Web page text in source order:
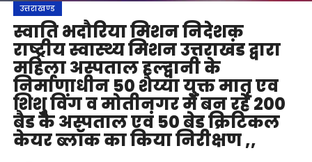
उत्तराखण्ड
स्वाति भदौरिया मिशन निदेशक
राष्ट्रीय स्वास्थ्य मिशन उत्तराखंड द्वारा
महिला अस्पताल हल्द्वानी के
निर्माणाधीन 50 शैय्या युक्त मातृ एव
शिशु विंग व मोतीनगर में बन रहे 200
बैड के अस्पताल एवं 50 बेड क्रिटिकल
केयर ब्लॉक का किया निरीक्षण ,,